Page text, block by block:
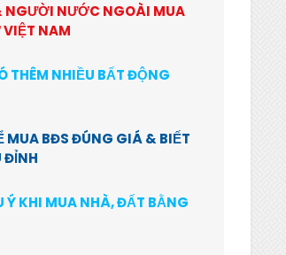
NGƯỜI NƯỚC NGOÀI MUA
NAM
THÊM NHIỀU BẤT ĐỘNG
MUA BĐS ĐÚNG GIÁ & BIẾT
ĐỈNH
Ý KHI MUA NHÀ, ĐẤT BẰNG